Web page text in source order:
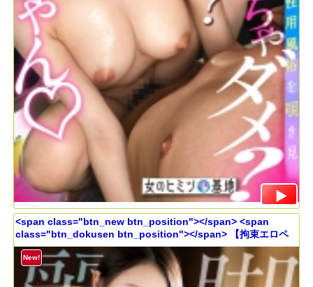
<span class="btn_new btn_position"></span> <span
class="btn_dokusen btn_position"></span> 【拘束エロペ
ット散歩】イジメられたい願望のG乳美女が麗しい美脚を震わせ
潮吹き絶頂！！文句なしのイイ女がイキ乱れる本能のどMセック
ス！！！ ラグジュTV 1879
New!